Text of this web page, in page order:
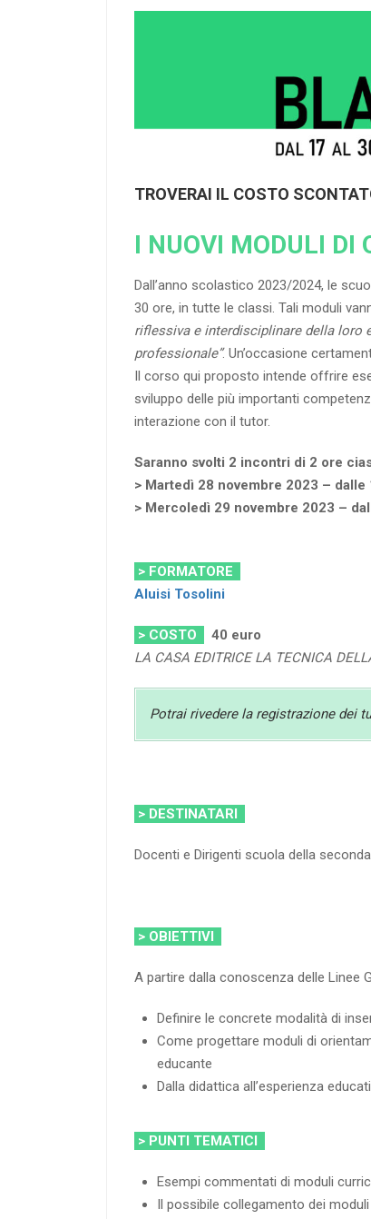
TROVERAI IL COSTO
I NUOVI MODULI DI
Dall’anno scolastico 2023/2024, le
30 ore, in tutte le classi. Tali moduli
riflessiva e interdisciplinare della loro
professionale”. Un’occasione
Il corso qui proposto intende offrire
sviluppo delle più importanti
interazione con il tutor.
Saranno svolti 2 incontri di 2 ore
> Martedì 28 novembre 2023 – dalle
> Mercoledì 29 novembre 2023 –
> FORMATORE
Aluisi Tosolini
> COSTO 40 euro
LA CASA EDITRICE LA TECNICA
Potrai rivedere la registrazione dei
> DESTINATARI
Docenti e Dirigenti scuola della
> OBIETTIVI
A partire dalla conoscenza delle Linee
Definire le concrete modalità di
Come progettare moduli di
educante
Dalla didattica all’esperienza
> PUNTI TEMATICI
Esempi commentati di moduli
Il possibile collegamento dei